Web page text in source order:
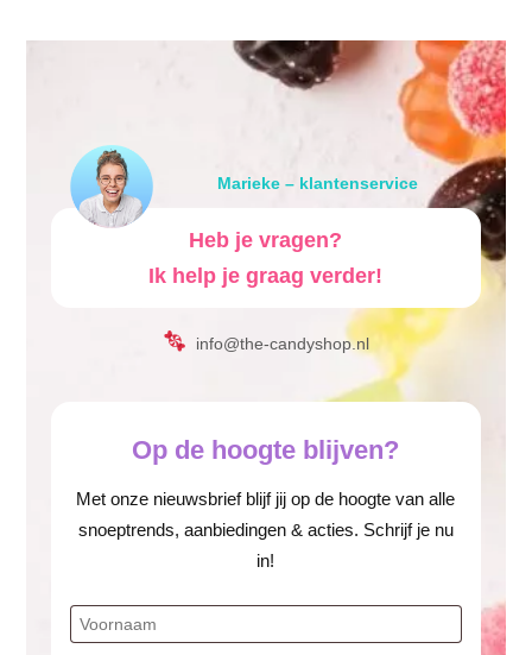
Marieke – klantenservice
Heb je vragen?
Ik help je graag verder!
info@the-candyshop.nl
Op de hoogte blijven?
Met onze nieuwsbrief blijf jij op de hoogte van alle
snoeptrends, aanbiedingen & acties. Schrijf je nu
in!